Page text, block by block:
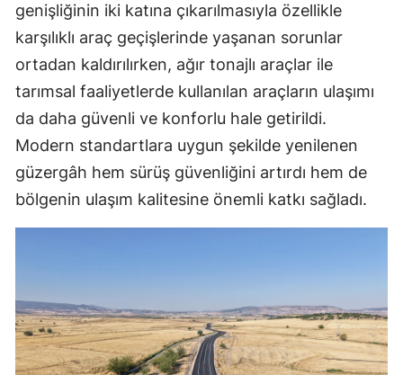
genişliğinin iki katına çıkarılmasıyla özellikle
karşılıklı araç geçişlerinde yaşanan sorunlar
ortadan kaldırılırken, ağır tonajlı araçlar ile
tarımsal faaliyetlerde kullanılan araçların ulaşımı
da daha güvenli ve konforlu hale getirildi.
Modern standartlara uygun şekilde yenilenen
güzergâh hem sürüş güvenliğini artırdı hem de
bölgenin ulaşım kalitesine önemli katkı sağladı.